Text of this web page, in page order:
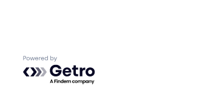
Powered by Getro.com